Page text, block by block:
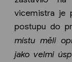
vicemistra je
postupu do
místu měli
jako velmi